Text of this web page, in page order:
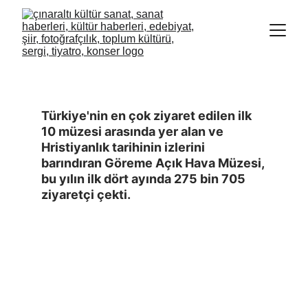
Türkiye'nin en çok ziyaret edilen ilk
10 müzesi arasında yer alan ve
Hristiyanlık tarihinin izlerini
barındıran Göreme Açık Hava Müzesi,
bu yılın ilk dört ayında 275 bin 705
ziyaretçi çekti.